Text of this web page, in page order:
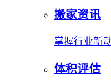
搬家资讯
掌握行业新
体积评估